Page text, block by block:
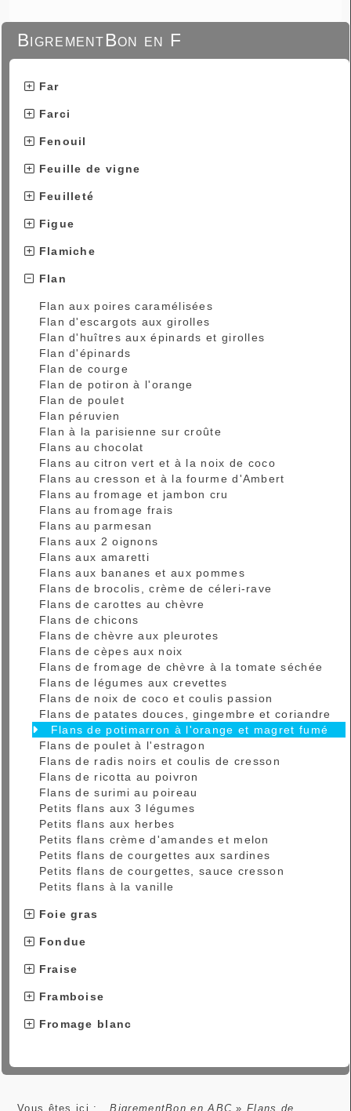
BigrementBon en F
Far
Farci
Fenouil
Feuille de vigne
Feuilleté
Figue
Flamiche
Flan
Flan aux poires caramélisées
Flan d'escargots aux girolles
Flan d'huîtres aux épinards et girolles
Flan d'épinards
Flan de courge
Flan de potiron à l'orange
Flan de poulet
Flan péruvien
Flan à la parisienne sur croûte
Flans au chocolat
Flans au citron vert et à la noix de coco
Flans au cresson et à la fourme d'Ambert
Flans au fromage et jambon cru
Flans au fromage frais
Flans au parmesan
Flans aux 2 oignons
Flans aux amaretti
Flans aux bananes et aux pommes
Flans de brocolis, crème de céleri-rave
Flans de carottes au chèvre
Flans de chicons
Flans de chèvre aux pleurotes
Flans de cèpes aux noix
Flans de fromage de chèvre à la tomate séchée
Flans de légumes aux crevettes
Flans de noix de coco et coulis passion
Flans de patates douces, gingembre et coriandre
Flans de potimarron à l'orange et magret fumé
Flans de poulet à l'estragon
Flans de radis noirs et coulis de cresson
Flans de ricotta au poivron
Flans de surimi au poireau
Petits flans aux 3 légumes
Petits flans aux herbes
Petits flans crème d'amandes et melon
Petits flans de courgettes aux sardines
Petits flans de courgettes, sauce cresson
Petits flans à la vanille
Foie gras
Fondue
Fraise
Framboise
Fromage blanc
Vous êtes ici : BigrementBon en ABC»Flans de